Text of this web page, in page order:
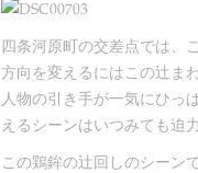
四条河原町の交差点では、
方向を変えるにはこの辻ま
人物の引き手が一気にひっ
えるシーンはいつみても迫
この鶏鉾の辻回しのシーン